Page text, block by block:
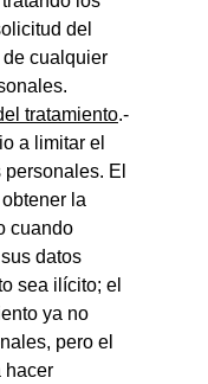
del
cualquier
tratamiento.-
a limitar el
El
la
cuando
datos
sea ilícito; el
ya no
pero el
hacer